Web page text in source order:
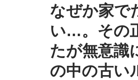
なぜか家で
い…。その
たが無意識
の中の古い